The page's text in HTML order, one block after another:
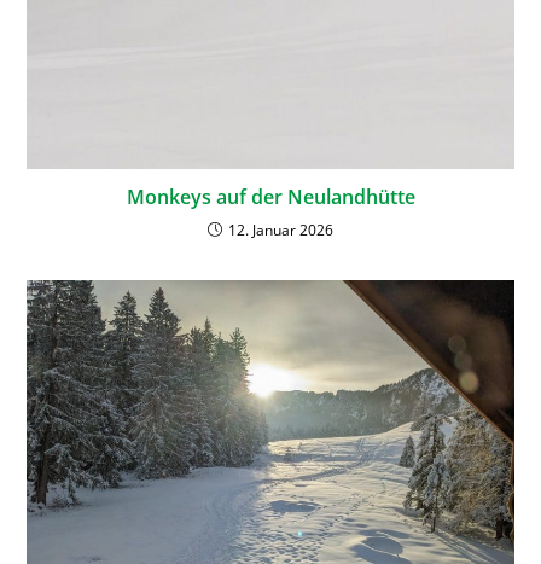
Monkeys auf der Neulandhütte
12. Januar 2026